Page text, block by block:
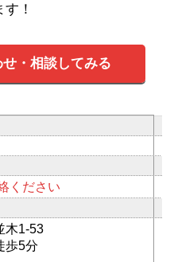
！
・相談してみる
ください
木1-53
歩5分